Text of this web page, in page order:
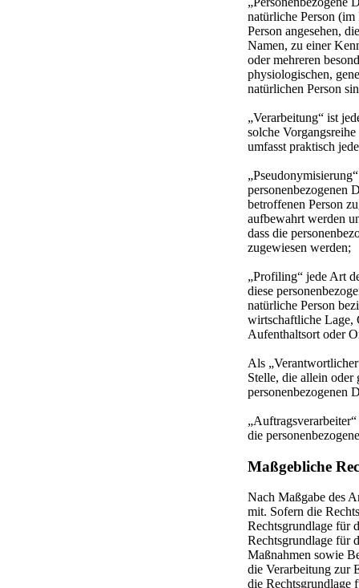
natürliche Person
Person angesehen,
Namen, zu einer
oder mehreren
physiologischen,
natürlichen Person
„Verarbeitung“ ist
solche
umfasst praktisch
personenbezogenen
betroffenen Person
aufbewahrt werden
dass die
zugewiesen werden;
„Profiling“ jede Art
diese
natürliche Person
wirtschaftliche Lage,
Aufenthaltsort oder
Als
Stelle, die allein oder
personenbezogenen
die
Maßgebliche
Nach Maßgabe des
mit. Sofern die
Rechtsgrundlage für
Rechtsgrundlage für
Maßnahmen sowie
die Verarbeitung zur
die Rechtsgrundlage